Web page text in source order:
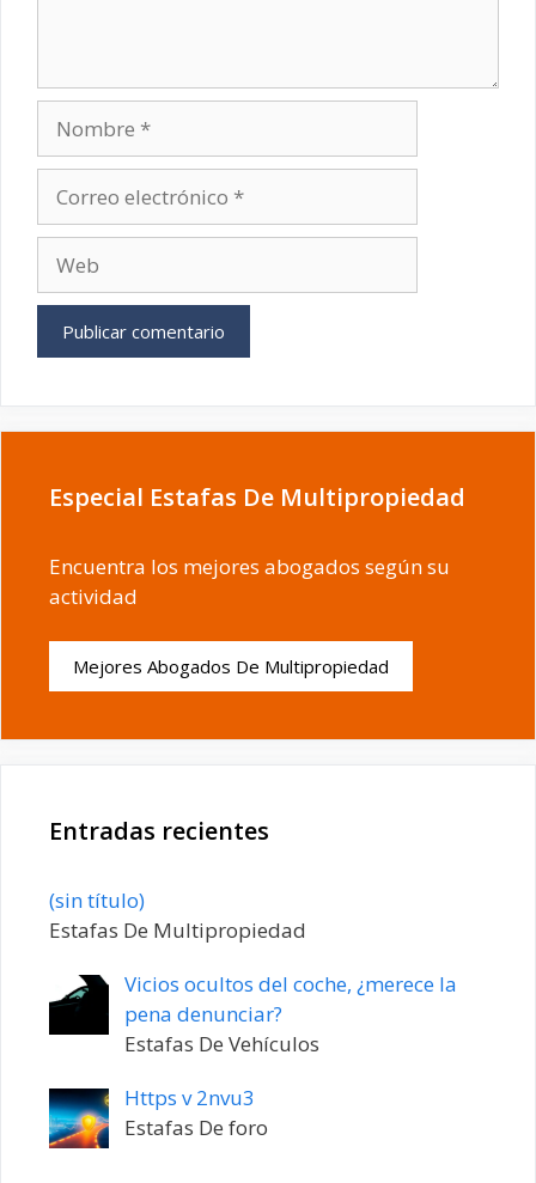
electrónico
Especial Estafas De Multipropiedad
Encuentra los mejores abogados según su
actividad
Mejores Abogados De Multipropiedad
Entradas recientes
(sin título)Entrada
20198
Estafas De Multipropiedad
Vicios ocultos del coche, ¿merece la
pena denunciar?
Estafas De Vehículos
Https v 2nvu3
Estafas De foro